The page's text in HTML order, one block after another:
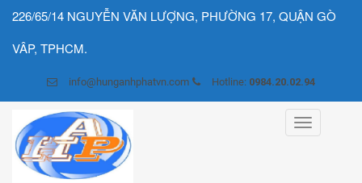
226/65/14 NGUYỄN VĂN LƯỢNG, PHƯỜNG 17, QUẬN GÒ
VÂP, TPHCM.
info@hunganhphatvn.com Hotline: 0984.20.02.94
Toggle
navigation